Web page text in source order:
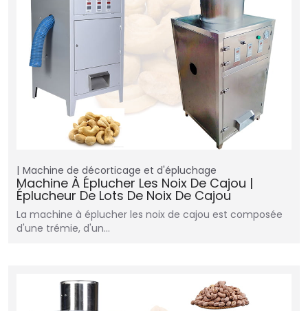
Machine de décorticage et d'épluchage
Machine À Éplucher Les Noix De Cajou |
Éplucheur De Lots De Noix De Cajou
La machine à éplucher les noix de cajou est composée
d'une trémie, d'un…